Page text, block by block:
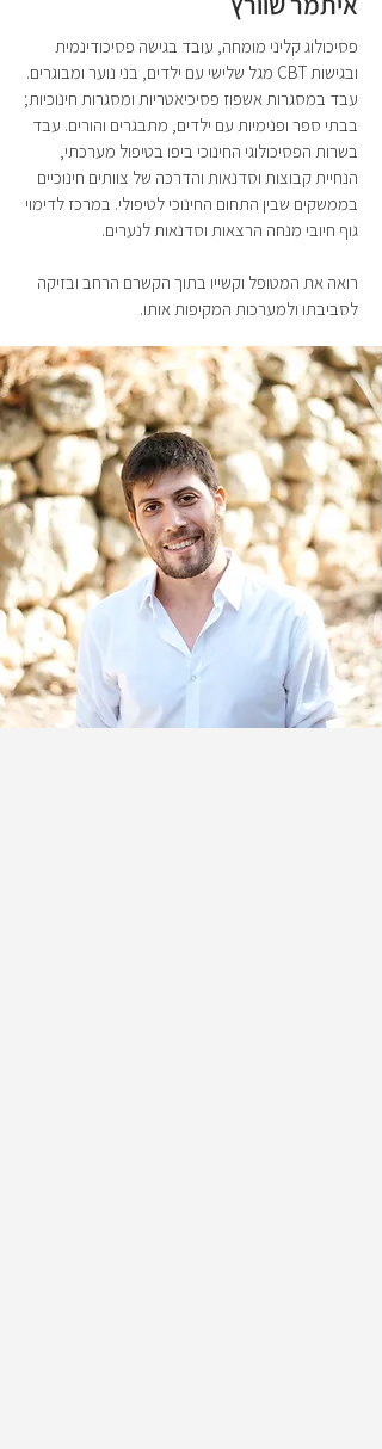
פסיכולוג קליני מומחה, עובד בגישה פסיכודינמית
ובגישות CBT מגל שלישי עם ילדים, בני נוער ומבוגרים.
עבד במסגרות אשפוז פסיכיאטריות ומסגרות חינוכיות;
בבתי ספר ופנימיות עם ילדים, מתבגרים והורים. עבד
בשרות הפסיכולוגי החינוכי ביפו בטיפול מערכתי,
הנחיית קבוצות וסדנאות והדרכה של צוותים חינוכיים
בממשקים שבין התחום החינוכי לטיפולי. במרכז לדימוי
גוף חיובי מנחה הרצאות וסדנאות לנערים.
רואה את המטופל וקשייו בתוך הקשרם הרחב ובזיקה
לסביבתו ולמערכות המקיפות אותו.